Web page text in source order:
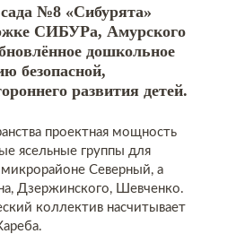
№8 «Сибурята»
СИБУРа, Амурского
дошкольное
безопасной,
развития детей.
проектная мощность
ясельные группы для
Северный, а
Дзержинского, Шевченко.
коллектив насчитывает